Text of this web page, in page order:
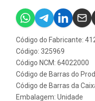
Código do Fabricante:
Código: 325969
Código NCM: 64022000
Código de Barras do
Código de Barras da
Embalagem: Unidade